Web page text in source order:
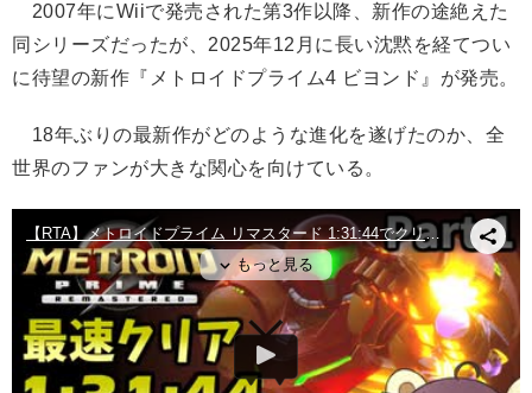
2007年にWiiで発売された第3作以降、新作の途絶えた
同シリーズだったが、2025年12月に長い沈黙を経てつい
に待望の新作『メトロイドプライム4 ビヨンド』が発売。
18年ぶりの最新作がどのような進化を遂げたのか、 全
世界のファンが大きな関心を向けている。